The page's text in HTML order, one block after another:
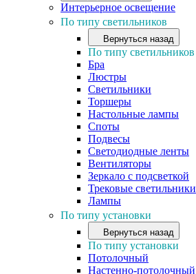
Интерьерное освещение
По типу светильников
Вернуться назад
По типу светильников
Бра
Люстры
Светильники
Торшеры
Настольные лампы
Споты
Подвесы
Светодиодные ленты
Вентиляторы
Зеркало с подсветкой
Трековые светильники
Лампы
По типу установки
Вернуться назад
По типу установки
Потолочный
Настенно-потолочный